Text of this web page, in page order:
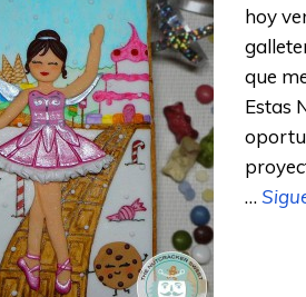
hoy
que
Estas
…